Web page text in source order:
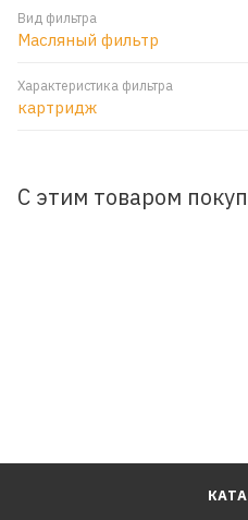
Вид фильтра
Масляный фильтр
Характеристика фильтра
картридж
С этим товаром